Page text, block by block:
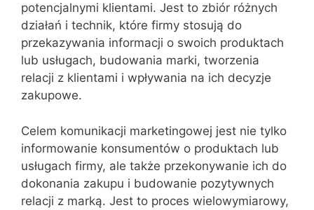
potencjalnymi klientami. Jest to zbiór różnych
działań i technik, które firmy stosują do
przekazywania informacji o swoich produktach
lub usługach, budowania marki, tworzenia
relacji z klientami i wpływania na ich decyzje
zakupowe.
Celem komunikacji marketingowej jest nie tylko
informowanie konsumentów o produktach lub
usługach firmy, ale także przekonywanie ich do
dokonania zakupu i budowanie pozytywnych
relacji z marką. Jest to proces wielowymiarowy,